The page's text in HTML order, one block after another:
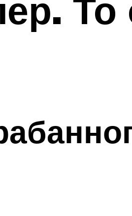
То